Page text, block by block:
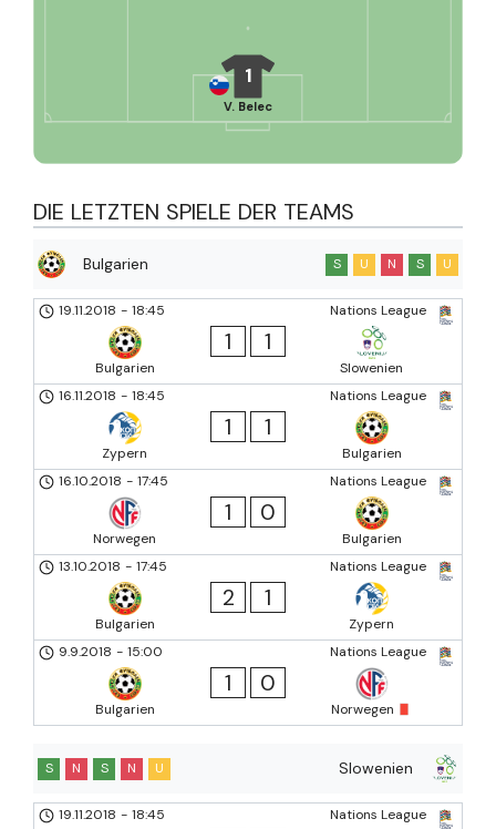
1
V. Belec
DIE LETZTEN SPIELE DER TEAMS
Bulgarien S U N S U
Nations League
19.11.2018 - 18:45
Bulgarien
1 1
Slowenien
Nations League
16.11.2018 - 18:45
Zypern
1 1
Bulgarien
Nations League
16.10.2018 - 17:45
Norwegen
1 0
Bulgarien
Nations League
13.10.2018 - 17:45
Bulgarien
2 1
Zypern
Nations League
9.9.2018 - 15:00
Bulgarien
1 0
Norwegen
Slowenien
S N S N U
Nations League
19.11.2018 - 18:45